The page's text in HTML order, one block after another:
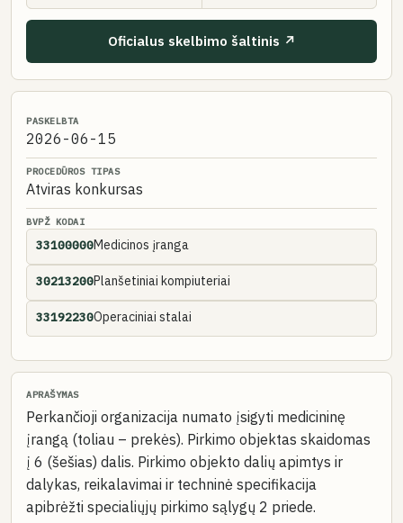
Oficialus skelbimo šaltinis ↗
PASKELBTA
2026-06-15
PROCEDŪROS TIPAS
Atviras konkursas
BVPŽ KODAI
33100000Medicinos įranga
30213200Planšetiniai kompiuteriai
33192230Operaciniai stalai
APRAŠYMAS
Perkančioji organizacija numato įsigyti medicininę
įrangą (toliau – prekės). Pirkimo objektas skaidomas
į 6 (šešias) dalis. Pirkimo objekto dalių apimtys ir
dalykas, reikalavimai ir techninė specifikacija
apibrėžti specialiųjų pirkimo sąlygų 2 priede.